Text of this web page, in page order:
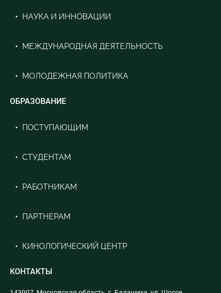
НАУКА И ИННОВАЦИИ
МЕЖДУНАРОДНАЯ ДЕЯТЕЛЬНОСТЬ
МОЛОДЕЖНАЯ ПОЛИТИКА
ОБРАЗОВАНИЕ
ПОСТУПАЮЩИМ
СТУДЕНТАМ
РАБОТНИКАМ
ПАРТНЕРАМ
КИНОЛОГИЧЕСКИЙ ЦЕНТР
КОНТАКТЫ